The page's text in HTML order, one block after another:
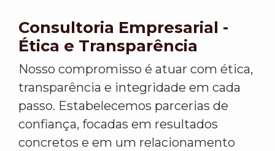
Consultoria Empresarial -
Ética e Transparência
Nosso compromisso é atuar com ética,
transparência e integridade em cada
passo. Estabelecemos parcerias de
confiança, focadas em resultados
concretos e em um relacionamento